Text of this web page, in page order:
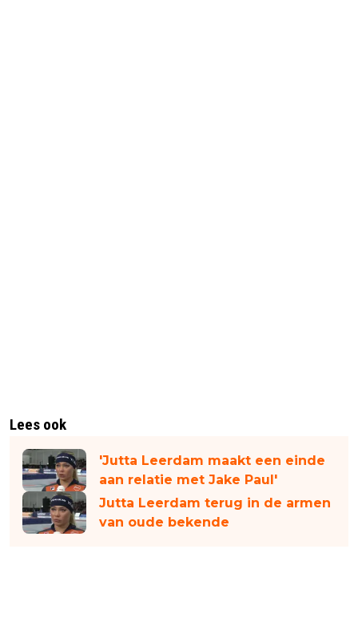
Lees ook
'Jutta Leerdam maakt een einde
aan relatie met Jake Paul'
Jutta Leerdam terug in de armen
van oude bekende